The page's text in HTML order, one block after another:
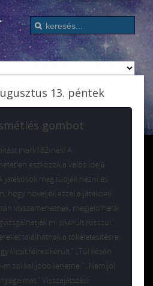
13. péntek
gombot
mark182-nek! A
eszközök a valós idejű
játékosok meg tudják nézni és
hogy növeljék ezzel a játékbeli
visszamehetnek, megjelölhetik
mi sikerült rosszul.
találhatnak a tökéletesítésre.
kicsit félresikerült.” „Túl későn
sokkal jobb lehetne.” „Nem jól
Visszajátszási